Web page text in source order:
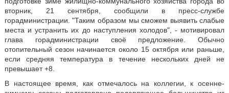
вторник, 21 сентября, сообщили в пресс-службе
горадминистрации. "Таким образом мы сможем выявить слабые
места и устранить их до наступления холодов", - мотивировал
глава горадминистрации своё предложение. Обычно
отопительный сезон начинается около 15 октября или раньше,
если средняя температура в течение нескольких дней не
превышает +8.
В настоящее время, как отмечалось на коллегии, к осенне-